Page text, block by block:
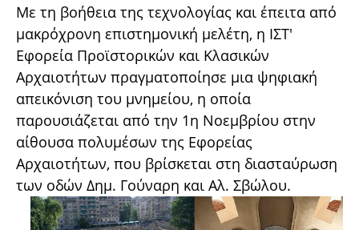
Με τη βοήθεια της τεχνολογίας και έπειτα από
μακρόχρονη επιστημονική μελέτη, η ΙΣΤ'
Εφορεία Προϊστορικών και Κλασικών
Αρχαιοτήτων πραγματοποίησε μια ψηφιακή
απεικόνιση του μνημείου, η οποία
παρουσιάζεται από την 1η Νοεμβρίου στην
αίθουσα πολυμέσων της Εφορείας
Αρχαιοτήτων, που βρίσκεται στη διασταύρωση
των οδών Δημ. Γούναρη και Αλ. Σβώλου.